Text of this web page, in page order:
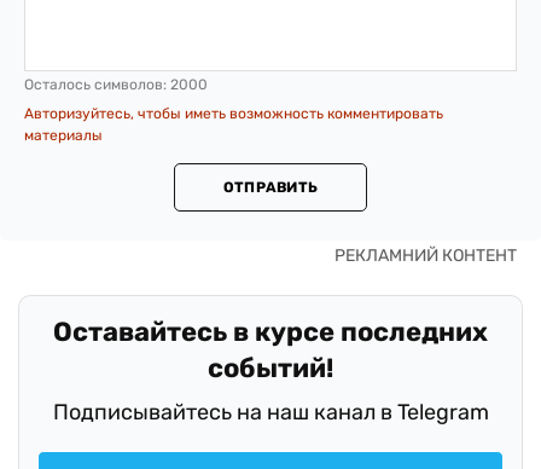
Осталось символов: 2000
Авторизуйтесь, чтобы иметь возможность комментировать
материалы
ОТПРАВИТЬ
Оставайтесь в курсе последних
событий!
Подписывайтесь на наш канал в Telegram